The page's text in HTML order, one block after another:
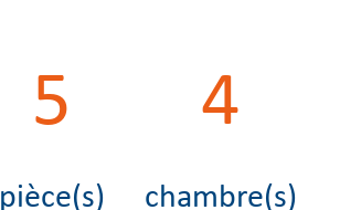
5
pièce(s)
4
chambre(s)